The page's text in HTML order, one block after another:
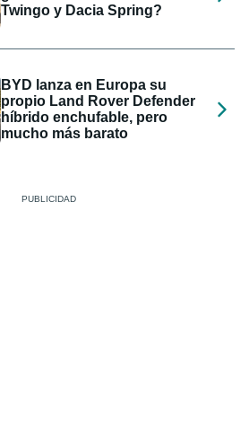
Twingo y Dacia Spring?
BYD lanza en Europa su
propio Land Rover Defender
híbrido enchufable, pero
mucho más barato